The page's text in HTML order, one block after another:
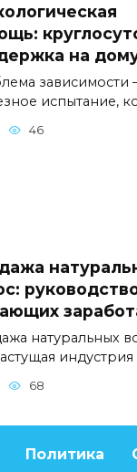
на
зависимости
испытание,
46
натуральных
индустрия
68
Политика